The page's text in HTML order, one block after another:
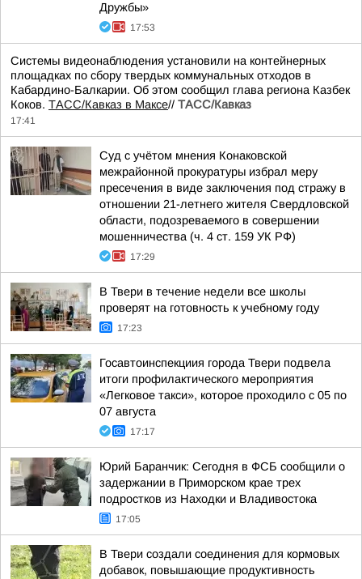
Дружбы»
17:53
Системы видеонаблюдения установили на контейнерных
площадках по сбору твердых коммунальных отходов в
Кабардино-Балкарии. Об этом сообщил глава региона Казбек
Коков. ТАСС/Кавказ в Максе// ТАСС/Кавказ
17:41
Суд с учётом мнения Конаковской
межрайонной прокуратуры избрал меру
пресечения в виде заключения под стражу в
отношении 21-летнего жителя Свердловской
области, подозреваемого в совершении
мошенничества (ч. 4 ст. 159 УК РФ)
17:29
В Твери в течение недели все школы
проверят на готовность к учебному году
17:23
Госавтоинспекциия города Твери подвела
итоги профилактического мероприятия
«Легковое такси», которое проходило с 05 по
07 августа
17:17
Юрий Баранчик: Сегодня в ФСБ сообщили о
задержании в Приморском крае трех
подростков из Находки и Владивостока
17:05
В Твери создали соединения для кормовых
добавок, повышающие продуктивность